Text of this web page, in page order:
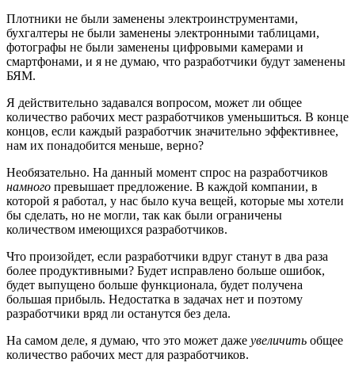
Плотники не были заменены электроинструментами,
бухгалтеры не были заменены электронными таблицами,
фотографы не были заменены цифровыми камерами и
смартфонами, и я не думаю, что разработчики будут заменены
БЯМ.
Я действительно задавался вопросом, может ли общее
количество рабочих мест разработчиков уменьшиться. В конце
концов, если каждый разработчик значительно эффективнее,
нам их понадобится меньше, верно?
Необязательно. На данный момент спрос на разработчиков
намного превышает предложение. В каждой компании, в
которой я работал, у нас было куча вещей, которые мы хотели
бы сделать, но не могли, так как были ограничены
количеством имеющихся разработчиков.
Что произойдет, если разработчики вдруг станут в два раза
более продуктивными? Будет исправлено больше ошибок,
будет выпущено больше функционала, будет получена
большая прибыль. Недостатка в задачах нет и поэтому
разработчики вряд ли останутся без дела.
На самом деле, я думаю, что это может даже увеличить общее
количество рабочих мест для разработчиков.